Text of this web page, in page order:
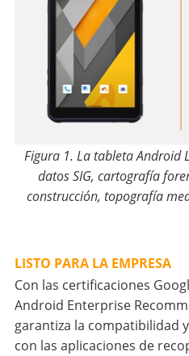
Figura 1. La tableta Android
datos SIG, cartografía
construcción, topografía
LISTO PARA LA EMPRESA
Con las certificaciones
Android Enterprise
garantiza la compatibilidad
con las aplicaciones de